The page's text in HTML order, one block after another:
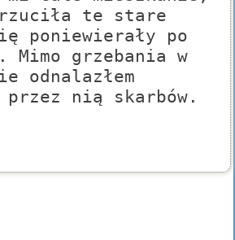
te stare
poniewierały po
Mimo grzebania w
odnalazłem
przez nią skarbów.